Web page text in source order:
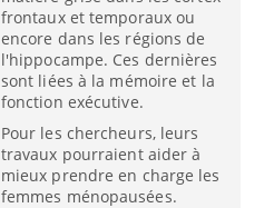
frontaux et temporaux ou
encore dans les régions de
l'hippocampe. Ces dernières
sont liées à la mémoire et la
fonction exécutive.
Pour les chercheurs, leurs
travaux pourraient aider à
mieux prendre en charge les
femmes ménopausées.